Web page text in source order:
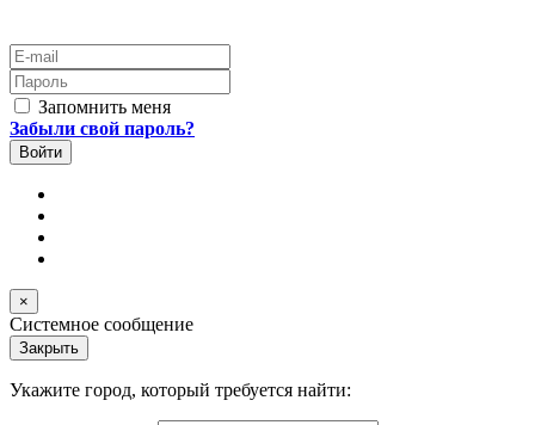
E-mail
Пароль
Запомнить меня
Забыли свой пароль?
×
Системное сообщение
Закрыть
Укажите город, который требуется найти: